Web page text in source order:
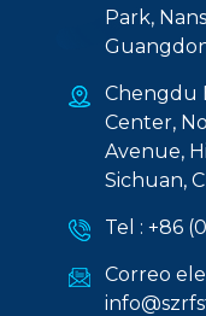
Park,
Chengdu
Center,
Avenue,
Sichuan,
Tel : +86
Correo